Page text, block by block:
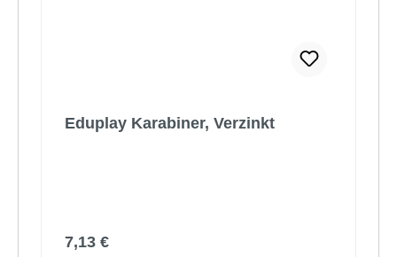
Eduplay Karabiner, Verzinkt
Regulärer Preis:
7,13 €